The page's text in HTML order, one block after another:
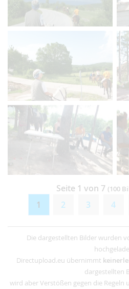
Seite 1 von 7 (100
1 2 3 4
Die dargestellten Bilder wurden
Directupload.eu übernimmt
dargestellten
wird aber Verstößen gegen die Regeln